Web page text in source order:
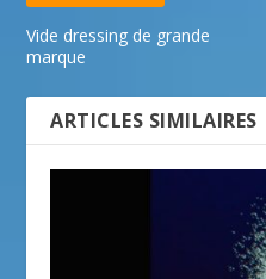
Vide dressing de grande
marque
ARTICLES SIMILAIRES